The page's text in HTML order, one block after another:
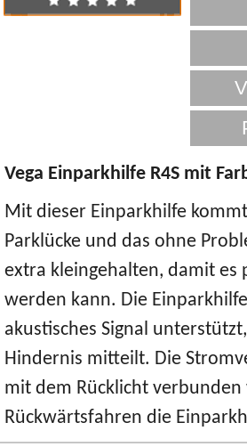
Vega Einparkhilfe R4S mit
Mit dieser Einparkhilfe
Parklücke und das ohne
extra kleingehalten, damit es
werden kann. Die
akustisches Signal
Hindernis mitteilt. Die
mit dem Rücklicht
Rückwärtsfahren die